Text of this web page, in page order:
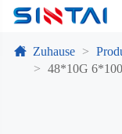
Zuhause
48*10G